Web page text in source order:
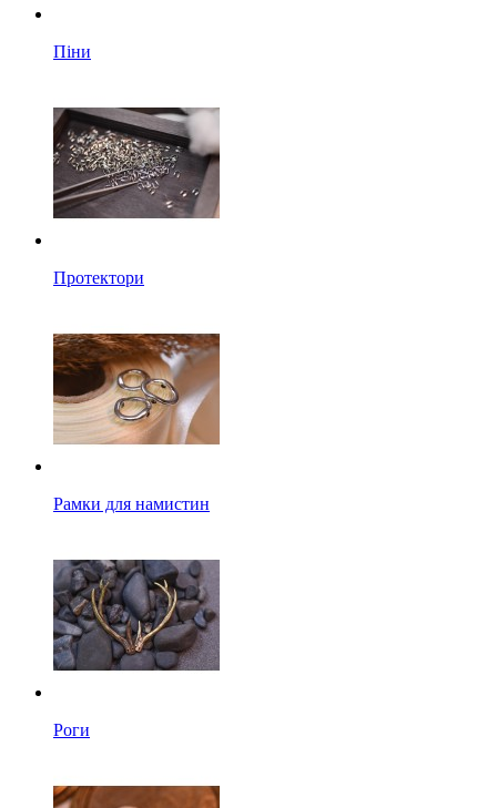
Піни
Протектори
Рамки для намистин
Роги